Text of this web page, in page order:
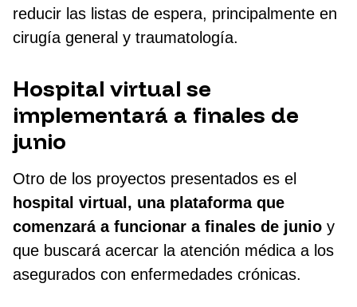
reducir las listas de espera, principalmente en
cirugía general y traumatología.
Hospital virtual se
implementará a finales de
junio
Otro de los proyectos presentados es el
hospital virtual, una plataforma que
comenzará a funcionar a finales de junio y
que buscará acercar la atención médica a los
asegurados con enfermedades crónicas.